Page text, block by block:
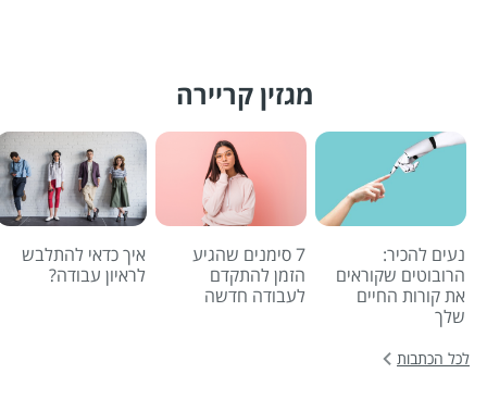
מגזין קריירה
נעים להכיר:
הרובוטים שקוראים
את קורות החיים
שלך
7 סימנים שהגיע
הזמן להתקדם
לעבודה חדשה
איך כדאי להתלבש
לראיון עבודה?
לכל הכתבות